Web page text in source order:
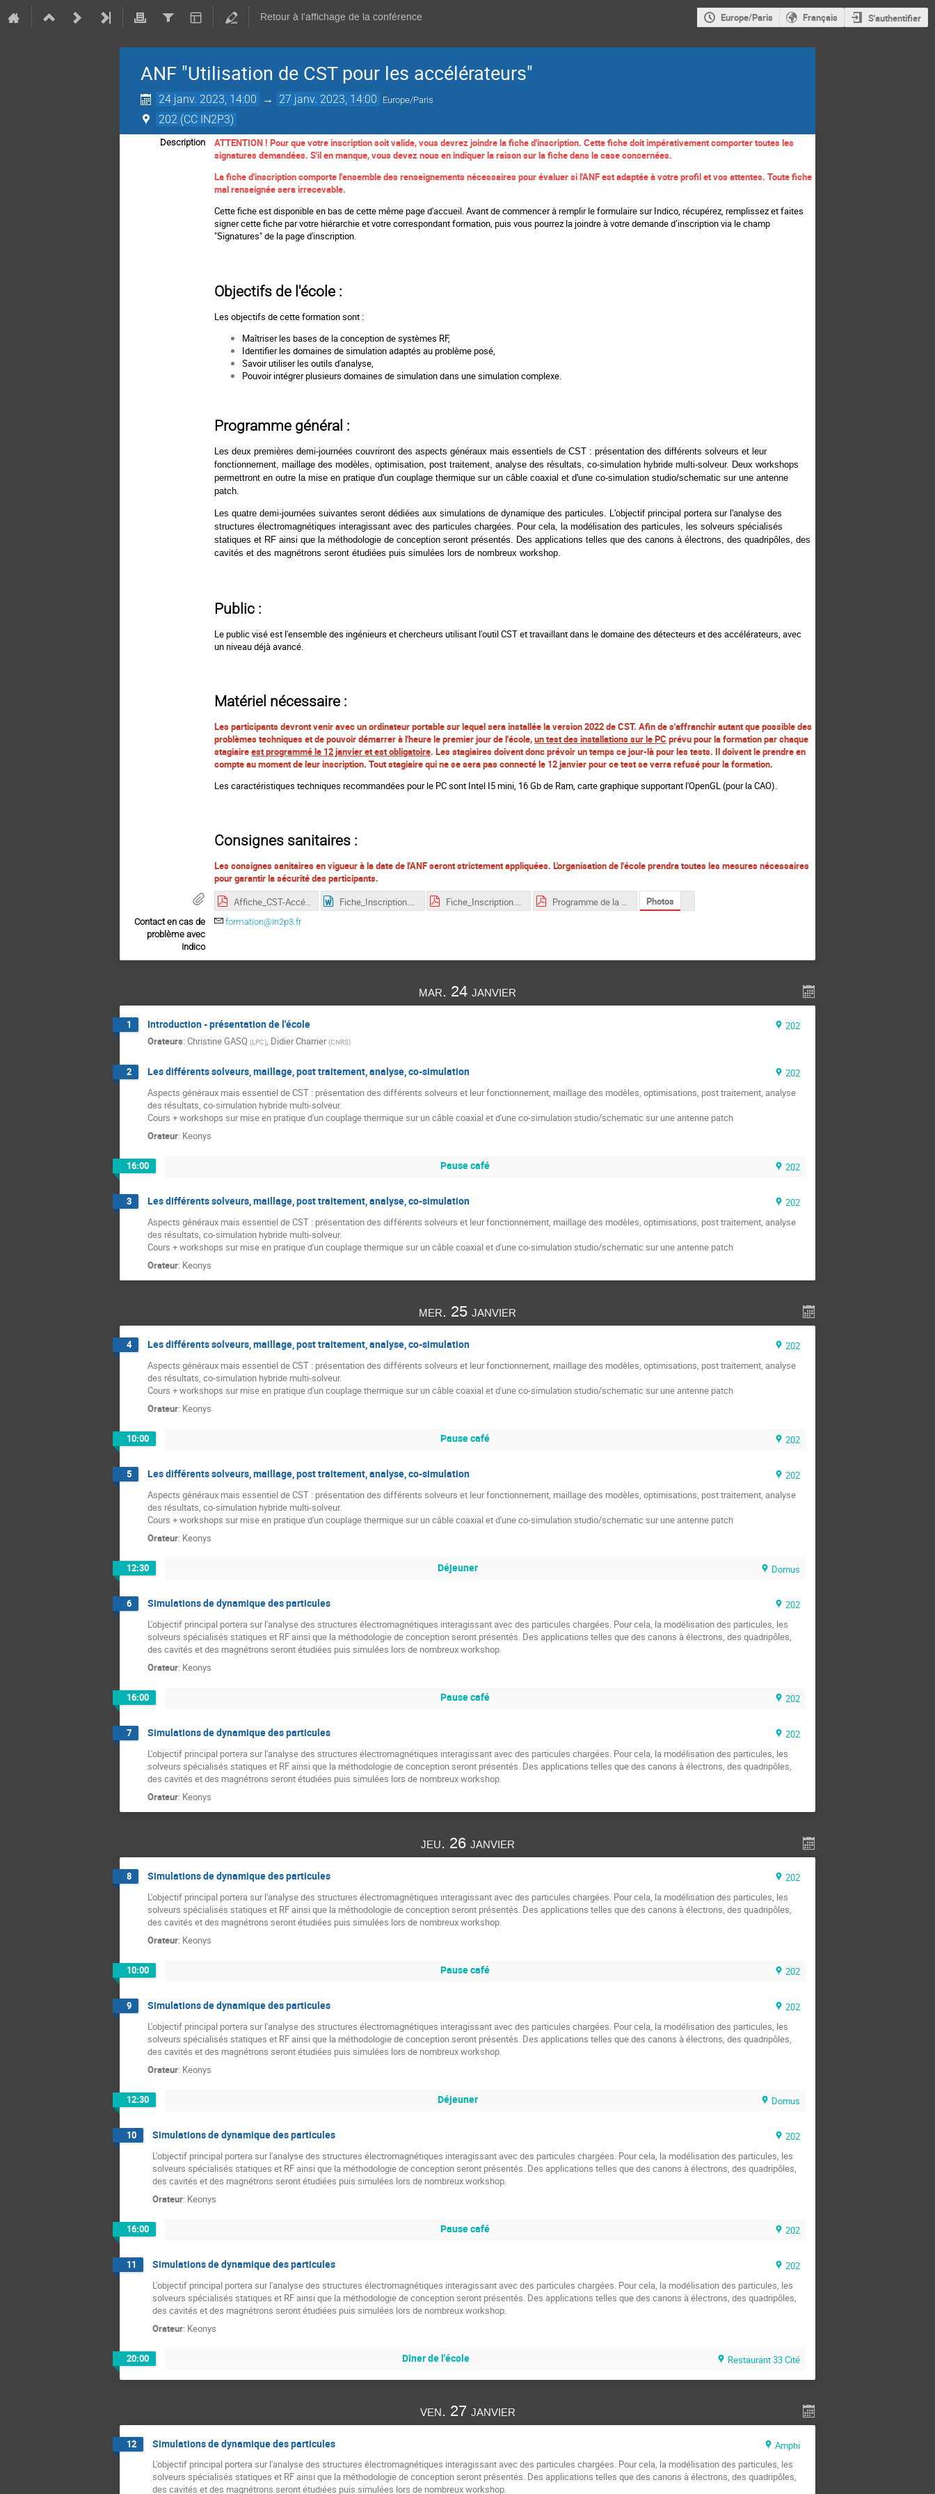
Retour à l'affichage de la conférence Europe/Paris Français S'authentifier
ANF "Utilisation de CST pour les accélérateurs"
24 janv. 2023, 14:00 → 27 janv. 2023, 14:00 Europe/Paris
202 (CC IN2P3)
Description
ATTENTION ! Pour que votre inscription soit valide, vous devrez joindre la fiche d'inscription. Cette fiche doit impérativement comporter toutes les
signatures demandées. S'il en manque, vous devez nous en indiquer la raison sur la fiche dans la case concernées.
La fiche d'inscription comporte l'ensemble des renseignements nécessaires pour évaluer si l'ANF est adaptée à votre profil et vos attentes. Toute fiche
mal renseignée sera irrecevable.
Cette fiche est disponible en bas de cette même page d'accueil. Avant de commencer à remplir le formulaire sur Indico, récupérez, remplissez et faites
signer cette fiche par votre hiérarchie et votre correspondant formation, puis vous pourrez la joindre à votre demande d’inscription via le champ
"Signatures" de la page d'inscription.
Objectifs de l'école :
Les objectifs de cette formation sont :
Maîtriser les bases de la conception de systèmes RF,
Identifier les domaines de simulation adaptés au problème posé,
Savoir utiliser les outils d'analyse,
Pouvoir intégrer plusieurs domaines de simulation dans une simulation complexe.
Programme général :
Les deux premières demi-journées couvriront des aspects généraux mais essentiels de CST : présentation des différents solveurs et leur
fonctionnement, maillage des modèles, optimisation, post traitement, analyse des résultats, co-simulation hybride multi-solveur. Deux workshops
permettront en outre la mise en pratique d'un couplage thermique sur un câble coaxial et d'une co-simulation studio/schematic sur une antenne
patch.
Les quatre demi-journées suivantes seront dédiées aux simulations de dynamique des particules. L'objectif principal portera sur l'analyse des
structures électromagnétiques interagissant avec des particules chargées. Pour cela, la modélisation des particules, les solveurs spécialisés
statiques et RF ainsi que la méthodologie de conception seront présentés. Des applications telles que des canons à électrons, des quadripôles, des
cavités et des magnétrons seront étudiées puis simulées lors de nombreux workshop.
Public :
Le public visé est l'ensemble des ingénieurs et chercheurs utilisant l'outil CST et travaillant dans le domaine des détecteurs et des accélérateurs, avec
un niveau déjà avancé.
Matériel nécessaire :
Les participants devront venir avec un ordinateur portable sur lequel sera installée la version 2022 de CST. Afin de s'affranchir autant que possible des
problèmes techniques et de pouvoir démarrer à l'heure le premier jour de l'école,un test des installations sur le PC prévu pour la formation par chaque
stagiaireest programmé le 12 janvier et est obligatoire. Les stagiaires doivent donc prévoir un temps ce jour-là pour les tests. Il doivent le prendre en
compte au moment de leur inscription. Tout stagiaire qui ne se sera pas connecté le 12 janvier pour ce test se verra refusé pour la formation.
Les caractéristiques techniques recommandées pour le PC sont Intel I5 mini, 16 Gb de Ram, carte graphique supportant l'OpenGL (pour la CAO).
Consignes sanitaires :
Les consignes sanitaires en vigueur à la date de l'ANF seront strictement appliquées. L'organisation de l'école prendra toutes les mesures nécessaires
pour garantir la sécurité des participants.
Affiche_CST-Accélérateurs23.pdf
Photos
Contact en cas de
problème avec
Indico
formation@in2p3.fr
mar. 24 janvier
1 Introduction - présentation de l'école
202
Orateurs: Christine GASQ (LPC), Didier Charrier (CNRS)
2 Les différents solveurs, maillage, post traitement, analyse, co-simulation
202
Aspects généraux mais essentiel de CST : présentation des différents solveurs et leur fonctionnement, maillage des modèles, optimisations, post traitement, analyse
des résultats, co-simulation hybride multi-solveur.
Cours + workshops sur mise en pratique d'un couplage thermique sur un câble coaxial et d'une co-simulation studio/schematic sur une antenne patch
Orateur: Keonys
16:00 Pause café 202
3 Les différents solveurs, maillage, post traitement, analyse, co-simulation
202
Aspects généraux mais essentiel de CST : présentation des différents solveurs et leur fonctionnement, maillage des modèles, optimisations, post traitement, analyse
des résultats, co-simulation hybride multi-solveur.
Cours + workshops sur mise en pratique d'un couplage thermique sur un câble coaxial et d'une co-simulation studio/schematic sur une antenne patch
Orateur: Keonys
mer. 25 janvier
4 Les différents solveurs, maillage, post traitement, analyse, co-simulation
202
Aspects généraux mais essentiel de CST : présentation des différents solveurs et leur fonctionnement, maillage des modèles, optimisations, post traitement, analyse
des résultats, co-simulation hybride multi-solveur.
Cours + workshops sur mise en pratique d'un couplage thermique sur un câble coaxial et d'une co-simulation studio/schematic sur une antenne patch
Orateur: Keonys
10:00 Pause café 202
5 Les différents solveurs, maillage, post traitement, analyse, co-simulation
202
Aspects généraux mais essentiel de CST : présentation des différents solveurs et leur fonctionnement, maillage des modèles, optimisations, post traitement, analyse
des résultats, co-simulation hybride multi-solveur.
Cours + workshops sur mise en pratique d'un couplage thermique sur un câble coaxial et d'une co-simulation studio/schematic sur une antenne patch
Orateur: Keonys
12:30 Déjeuner Domus
6 Simulations de dynamique des particules
202
L'objectif principal portera sur l'analyse des structures électromagnétiques interagissant avec des particules chargées. Pour cela, la modélisation des particules, les
solveurs spécialisés statiques et RF ainsi que la méthodologie de conception seront présentés. Des applications telles que des canons à électrons, des quadripôles,
des cavités et des magnétrons seront étudiées puis simulées lors de nombreux workshop.
Orateur: Keonys
16:00 Pause café 202
7 Simulations de dynamique des particules
202
L'objectif principal portera sur l'analyse des structures électromagnétiques interagissant avec des particules chargées. Pour cela, la modélisation des particules, les
solveurs spécialisés statiques et RF ainsi que la méthodologie de conception seront présentés. Des applications telles que des canons à électrons, des quadripôles,
des cavités et des magnétrons seront étudiées puis simulées lors de nombreux workshop.
Orateur: Keonys
jeu. 26 janvier
8 Simulations de dynamique des particules
202
L'objectif principal portera sur l'analyse des structures électromagnétiques interagissant avec des particules chargées. Pour cela, la modélisation des particules, les
solveurs spécialisés statiques et RF ainsi que la méthodologie de conception seront présentés. Des applications telles que des canons à électrons, des quadripôles,
des cavités et des magnétrons seront étudiées puis simulées lors de nombreux workshop.
Orateur: Keonys
10:00 Pause café 202
9 Simulations de dynamique des particules
202
L'objectif principal portera sur l'analyse des structures électromagnétiques interagissant avec des particules chargées. Pour cela, la modélisation des particules, les
solveurs spécialisés statiques et RF ainsi que la méthodologie de conception seront présentés. Des applications telles que des canons à électrons, des quadripôles,
des cavités et des magnétrons seront étudiées puis simulées lors de nombreux workshop.
Orateur: Keonys
12:30 Déjeuner Domus
10 Simulations de dynamique des particules
202
L'objectif principal portera sur l'analyse des structures électromagnétiques interagissant avec des particules chargées. Pour cela, la modélisation des particules, les
solveurs spécialisés statiques et RF ainsi que la méthodologie de conception seront présentés. Des applications telles que des canons à électrons, des quadripôles,
des cavités et des magnétrons seront étudiées puis simulées lors de nombreux workshop.
Orateur: Keonys
16:00 Pause café 202
11 Simulations de dynamique des particules
202
L'objectif principal portera sur l'analyse des structures électromagnétiques interagissant avec des particules chargées. Pour cela, la modélisation des particules, les
solveurs spécialisés statiques et RF ainsi que la méthodologie de conception seront présentés. Des applications telles que des canons à électrons, des quadripôles,
des cavités et des magnétrons seront étudiées puis simulées lors de nombreux workshop.
Orateur: Keonys
20:00 Dîner de l'école Restaurant 33 Cité
ven. 27 janvier
12 Simulations de dynamique des particules
Amphi
L'objectif principal portera sur l'analyse des structures électromagnétiques interagissant avec des particules chargées. Pour cela, la modélisation des particules, les
solveurs spécialisés statiques et RF ainsi que la méthodologie de conception seront présentés. Des applications telles que des canons à électrons, des quadripôles,
des cavités et des magnétrons seront étudiées puis simulées lors de nombreux workshop.